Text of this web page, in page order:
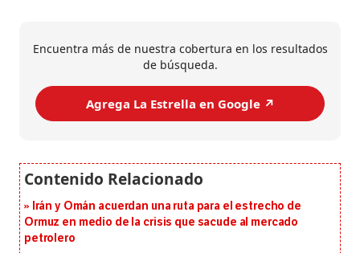
Encuentra más de nuestra cobertura en los resultados
de búsqueda.
Agrega La Estrella en Google ↗️
Irán y Omán acuerdan una ruta para el estrecho de
Ormuz en medio de la crisis que sacude al mercado
petrolero